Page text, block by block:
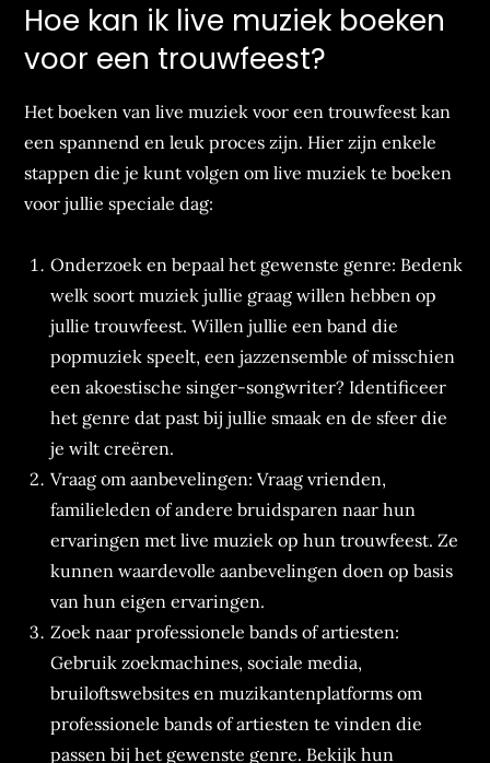
Hoe kan ik live muziek boeken
voor een trouwfeest?
Het boeken van live muziek voor een trouwfeest kan
een spannend en leuk proces zijn. Hier zijn enkele
stappen die je kunt volgen om live muziek te boeken
voor jullie speciale dag:
Onderzoek en bepaal het gewenste genre: Bedenk
welk soort muziek jullie graag willen hebben op
jullie trouwfeest. Willen jullie een band die
popmuziek speelt, een jazzensemble of misschien
een akoestische singer-songwriter? Identificeer
het genre dat past bij jullie smaak en de sfeer die
je wilt creëren.
Vraag om aanbevelingen: Vraag vrienden,
familieleden of andere bruidsparen naar hun
ervaringen met live muziek op hun trouwfeest. Ze
kunnen waardevolle aanbevelingen doen op basis
van hun eigen ervaringen.
Zoek naar professionele bands of artiesten:
Gebruik zoekmachines, sociale media,
bruiloftswebsites en muzikantenplatforms om
professionele bands of artiesten te vinden die
passen bij het gewenste genre. Bekijk hun